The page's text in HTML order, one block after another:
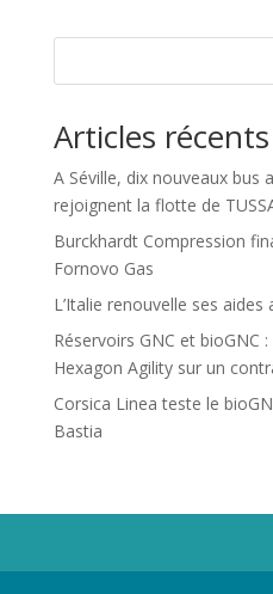
Articles récents
A Séville, dix nouveaux bus
rejoignent la flotte de
Burckhardt Compression
Fornovo Gas
L’Italie renouvelle ses
Réservoirs GNC et bioGNC
Hexagon Agility sur un
Corsica Linea teste le
Bastia
Propriété de Territoire